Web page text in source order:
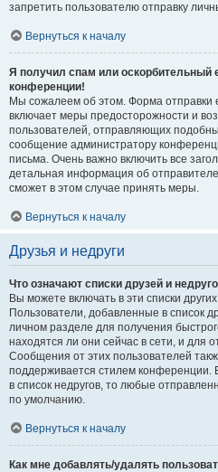
запретить пользователю отправку
Вернуться к началу
Я получил спам или оскорбительный
конференции!
Мы сожалеем об этом. Форма отправки
включает меры предосторожности и
пользователей, отправляющих
сообщение администратору
письма. Очень важно включить все
детальная информация об
сможет в этом случае принять меры.
Вернуться к началу
Друзья и недруги
Что означают списки друзей и
Вы можете включать в эти списки
Пользователи, добавленные в список
личном разделе для получения
находятся ли они сейчас в сети, и для
Сообщения от этих пользователей
поддерживается стилем конференции.
в список недругов, то любые
по умолчанию.
Вернуться к началу
Как мне добавлять/удалять